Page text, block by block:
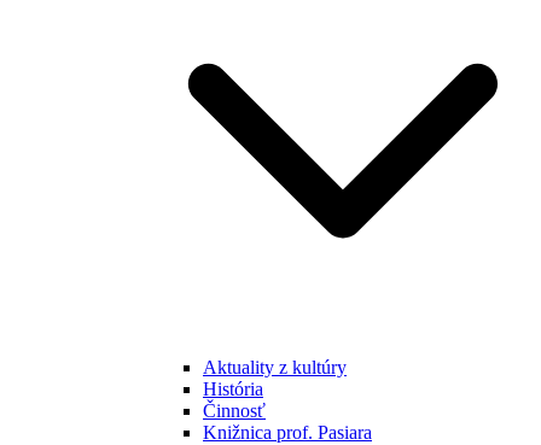
Aktuality z kultúry
História
Činnosť
Knižnica prof. Pasiara